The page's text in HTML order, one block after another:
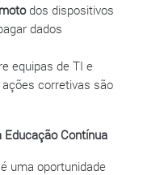
dos dispositivos
dados
equipas de TI e
corretivas são
Educação Contínua
uma oportunidade